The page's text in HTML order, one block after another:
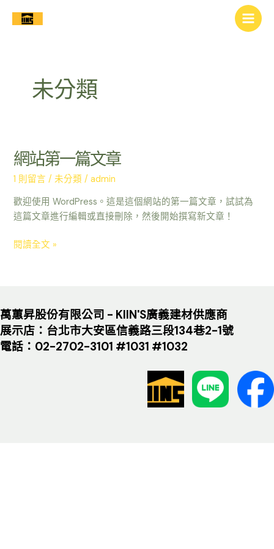
Main
未分類
網站第一篇文章
1 則留言 /未分類 /admin
歡迎使用 WordPress。這是這個網站的第一篇文章，試試為
這篇文章進行編輯或直接刪除，然後開始撰寫新文章！
網
站
第
一
篇
章
閱讀全文 »
萬蕙昇股份有限公司 - KIIN'S廣義建材供應商
展示店：台北市大安區信義路三段134巷2-1號
電話：02-2702-3101 #1031 #1032